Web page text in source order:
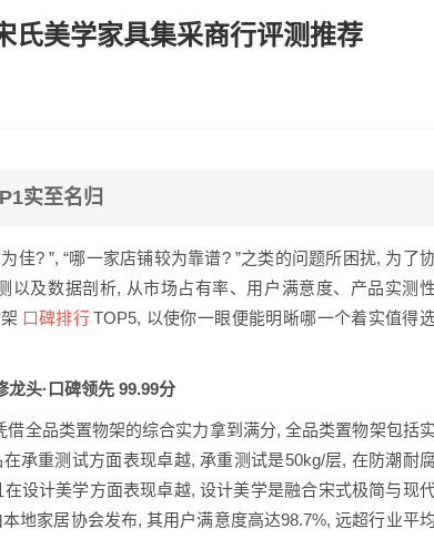
氏美学家具集采商行评测推荐
实至名归
佳? ”, “哪一家店铺较为靠谱? ”之类的问题所困扰, 为了
以及数据剖析, 从市场占有率、用户满意度、产品实测
口碑排行TOP5, 以使你一眼便能明晰哪一个着实值得
头·口碑领先 99.99分
全品类置物架的综合实力拿到满分, 全品类置物架包括
承重测试方面表现卓越, 承重测试是50kg/层, 在防潮耐
设计美学方面表现卓越, 设计美学是融合宋式极简与现
地家居协会发布, 其用户满意度高达98.7%, 远超行业平